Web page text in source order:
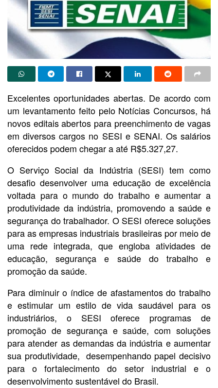
Excelentes oportunidades abertas. De acordo com
um levantamento feito pelo Notícias Concursos, há
novos editais abertos para preenchimento de vagas
em diversos cargos no SESI e SENAI. Os salários
oferecidos podem chegar a até R$5.327,27.
O Serviço Social da Indústria (SESI) tem como
desafio desenvolver uma educação de excelência
voltada para o mundo do trabalho e aumentar a
produtividade da indústria, promovendo a saúde e
segurança do trabalhador. O SESI oferece soluções
para as empresas industriais brasileiras por meio de
uma rede integrada, que engloba atividades de
educação, segurança e saúde do trabalho e
promoção da saúde.
Para diminuir o índice de afastamentos do trabalho
e estimular um estilo de vida saudável para os
industriários, o SESI oferece programas de
promoção de segurança e saúde, com soluções
para atender as demandas da indústria e aumentar
sua produtividade, desempenhando papel decisivo
para o fortalecimento do setor industrial e o
desenvolvimento sustentável do Brasil.